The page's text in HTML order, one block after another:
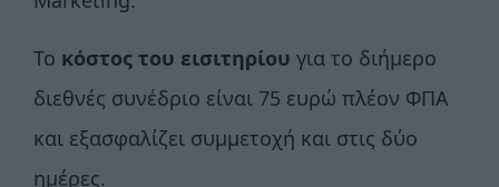
Το κόστος του εισιτηρίου για το διήμερο
διεθνές συνέδριο είναι 75 ευρώ πλέον ΦΠΑ
και εξασφαλίζει συμμετοχή και στις δύο
ημέρες.